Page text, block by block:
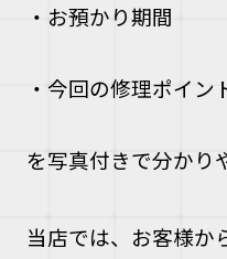
・お預かり期間
・今回の修理ポイン
を写真付きで分かり
当店では、お客様か